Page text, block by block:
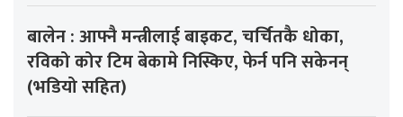
बालेन : आफ्नै मन्त्रीलाई बाइकट, चर्चितकै धोका,
रविको कोर टिम बेकामे निस्किए, फेर्न पनि सकेनन्
(भडियो सहित)